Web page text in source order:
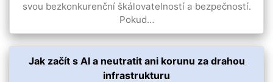
svou bezkonkurenční škálovatelností a bezpečností.
Pokud…
Jak začít s AI a neutratit ani korunu za drahou
infrastrukturu